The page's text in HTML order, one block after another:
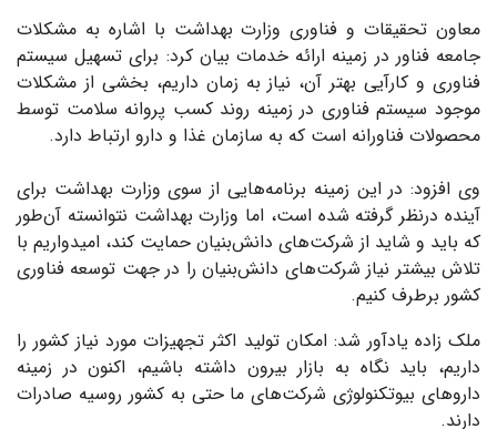
معاون تحقیقات و فناوری وزارت بهداشت با اشاره به مشکلات
جامعه فناور در زمینه ارائه خدمات بیان کرد: برای تسهیل سیستم
فناوری و کارآیی بهتر آن، نیاز به زمان داریم، بخشی از مشکلات
موجود سیستم فناوری در زمینه روند کسب پروانه سلامت توسط
محصولات فناورانه است که به سازمان غذا و دارو ارتباط دارد.
وی افزود: در این زمینه برنامه‌هایی از سوی وزارت بهداشت برای
آینده درنظر گرفته شده است، اما وزارت بهداشت نتوانسته آن‌طور
که باید و شاید از شرکت‌های دانش‌بنیان حمایت کند، امیدواریم با
تلاش بیشتر نیاز شرکت‌های دانش‌بنیان را در جهت توسعه فناوری
کشور برطرف کنیم.
ملک زاده یادآور شد: امکان تولید اکثر تجهیزات مورد نیاز کشور را
داریم، باید نگاه به بازار بیرون داشته باشیم، اکنون در زمینه
دارو‌های بیوتکنولوژی شرکت‌های ما حتی به کشور روسیه صادرات
دارند.